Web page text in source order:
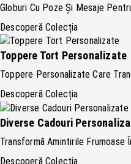
Globuri Cu Poze Și Mesaje
Descoperă Colecția
Toppere Tort Personalizate
Toppere Personalizate Care
Descoperă Colecția
Diverse Cadouri
Transformă Amintirile Frumoase
Descoperă Colecția